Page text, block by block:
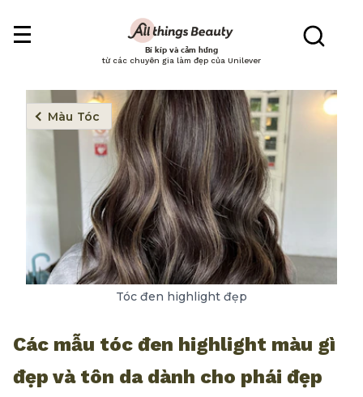
Bí kíp và cảm hứng
từ các chuyên gia làm đẹp của Unilever
Màu Tóc
Tóc đen highlight đẹp
Các mẫu tóc đen highlight màu gì
đẹp và tôn da dành cho phái đẹp